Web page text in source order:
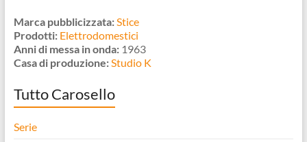
Marca pubblicizzata:Stice
Prodotti: Elettrodomestici
Anni di messa in onda:1963
Casa di produzione:Studio K
Tutto Carosello
Serie